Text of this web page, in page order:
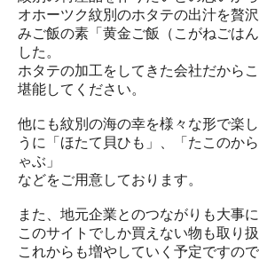
オホーツク紋別のホタテの出汁を贅
みご飯の素「黄金ご飯（こがねごは
した。
ホタテの加工をしてきた会社だから
堪能してください。
他にも紋別の海の幸を様々な形で楽
うに「ほたて貝ひも」、「たこのか
ゃぶ」
などをご用意しております。
また、地元企業とのつながりも大事
このサイトでしか買えない物も取り扱
これからも増やしていく予定ですの